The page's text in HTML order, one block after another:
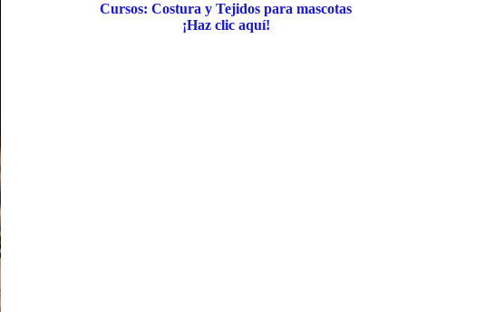
Cursos: Costura y Tejidos para mascotas
¡Haz clic aquí!